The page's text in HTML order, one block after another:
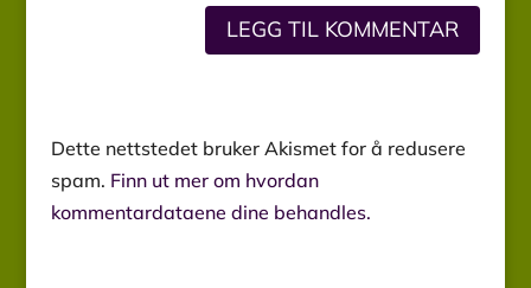
Dette nettstedet bruker Akismet for å redusere
spam. Finn ut mer om hvordan
kommentardataene dine behandles.